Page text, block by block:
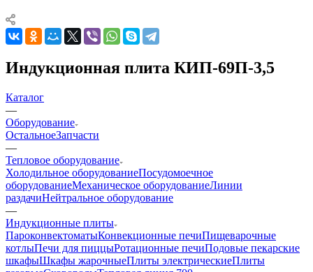
Индукционная плита КИП-69П-3,5
Каталог
—
Оборудование
ОстальноеЗапчасти
—
Тепловое оборудование
Холодильное оборудованиеПосудомоечное
оборудованиеМеханическое оборудованиеЛинии
раздачиНейтральное оборудование
—
Индукционные плиты
ПароконвектоматыКонвекционные печиПищеварочные
котлыПечи для пиццыРотационные печиПодовые пекарские
шкафыШкафы жарочныеПлиты электрическиеПлиты